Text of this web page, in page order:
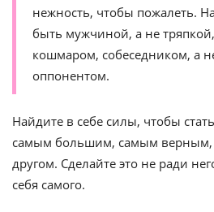
нежность, чтобы пожалеть.
быть мужчиной, а не
кошмаром, собеседником, а
оппонентом.
Найдите в себе силы, чтобы
самым большим, самым
другом. Сделайте это не ради
себя самого.